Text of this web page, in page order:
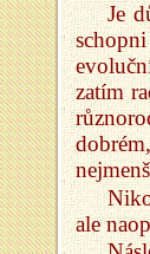
Je
zatím
ale